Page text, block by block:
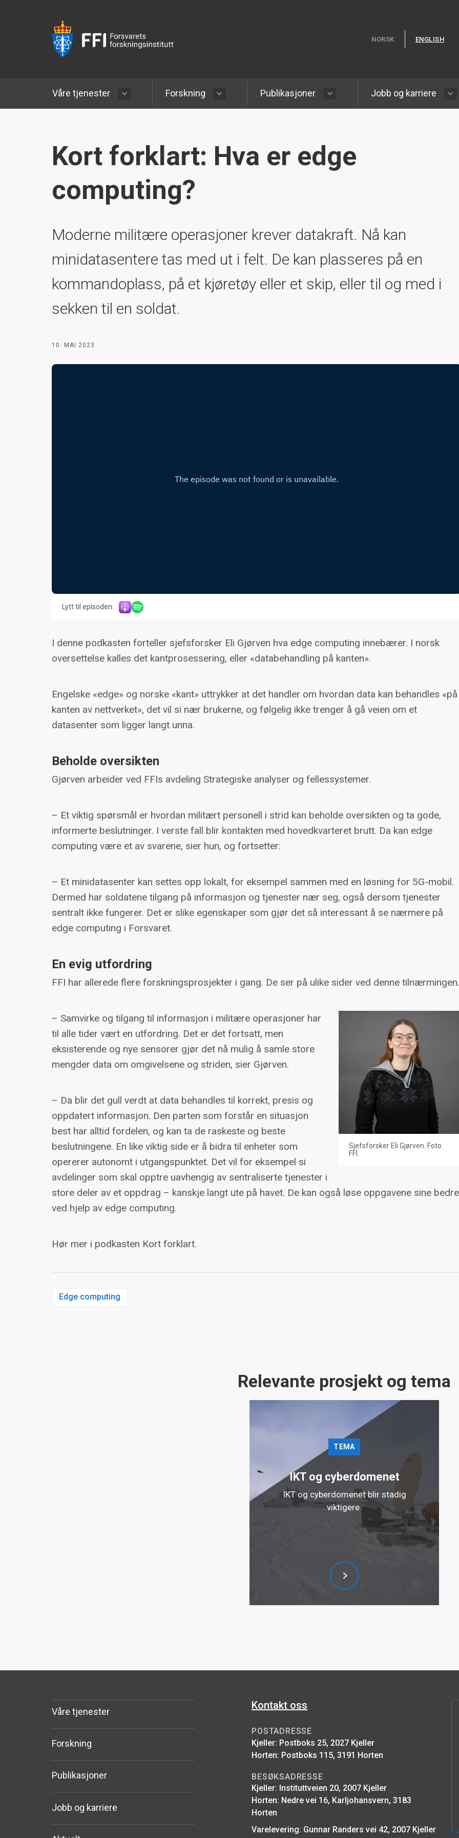
NORSK ENGLISH
Våre tjenester Forskning Publikasjoner Jobb og karriere
Kort forklart: Hva er edge
computing?
Moderne militære operasjoner krever datakraft. Nå kan
minidatasentere tas med ut i felt. De kan plasseres på en
kommandoplass, på et kjøretøy eller et skip, eller til og med i
sekken til en soldat.
10. MAI 2023
Lytt til episoden:
I denne podkasten forteller sjefsforsker Eli Gjørven hva edge computing innebærer. I norsk
oversettelse kalles det kantprosessering, eller «databehandling på kanten».
Engelske «edge» og norske «kant» uttrykker at det handler om hvordan data kan behandles «på
kanten av nettverket», det vil si nær brukerne, og følgelig ikke trenger å gå veien om et
datasenter som ligger langt unna.
Beholde oversikten
Gjørven arbeider ved FFIs avdeling Strategiske analyser og fellessystemer.
– Et viktig spørsmål er hvordan militært personell i strid kan beholde oversikten og ta gode,
informerte beslutninger. I verste fall blir kontakten med hovedkvarteret brutt. Da kan edge
computing være et av svarene, sier hun, og fortsetter:
– Et minidatasenter kan settes opp lokalt, for eksempel sammen med en løsning for 5G-mobil.
Dermed har soldatene tilgang på informasjon og tjenester nær seg, også dersom tjenester
sentralt ikke fungerer. Det er slike egenskaper som gjør det så interessant å se nærmere på
edge computing i Forsvaret.
En evig utfordring
FFI har allerede flere forskningsprosjekter i gang. De ser på ulike sider ved denne
Sjefsforsker Eli Gjørven. Foto:
FFI.
– Samvirke og tilgang til informasjon i militære operasjoner har
til alle tider vært en utfordring. Det er det fortsatt, men
eksisterende og nye sensorer gjør det nå mulig å samle store
mengder data om omgivelsene og striden, sier Gjørven.
– Da blir det gull verdt at data behandles til korrekt, presis og
oppdatert informasjon. Den parten som forstår en situasjon
best har alltid fordelen, og kan ta de raskeste og beste
beslutningene. En like viktig side er å bidra til enheter som
opererer autonomt i utgangspunktet. Det vil for eksempel si
avdelinger som skal opptre uavhengig av sentraliserte tjenester i
store deler av et oppdrag – kanskje langt ute på havet. De kan også løse oppgavene sine bedre
ved hjelp av edge computing.
Hør mer i podkasten Kort forklart.
Edge computing
Relevante prosjekt og tema
TEMA
IKT og cyberdomenet
IKT og cyberdomenet blir stadig
viktigere.
Våre tjenester
Forskning
Publikasjoner
Jobb og karriere
Kontakt oss
POSTADRESSE
Kjeller: Postboks 25, 2027 Kjeller
Horten: Postboks 115, 3191 Horten
BESØKSADRESSE
Kjeller: Instituttveien 20, 2007 Kjeller
Horten: Nedre vei 16, Karljohansvern, 3183
Horten
Varelevering: Gunnar Randers vei 42, 2007 Kjeller